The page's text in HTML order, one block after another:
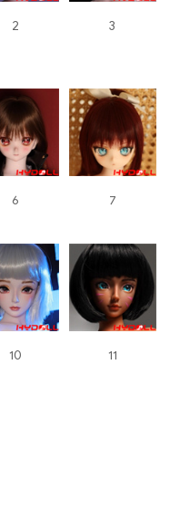
2 3
6 7
10 11